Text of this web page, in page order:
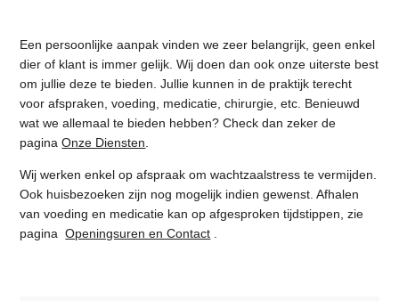
Een persoonlijke aanpak vinden we zeer belangrijk, geen enkel
dier of klant is immer gelijk. Wij doen dan ook onze uiterste best
om jullie deze te bieden. Jullie kunnen in de praktijk terecht
voor afspraken, voeding, medicatie, chirurgie, etc. Benieuwd
wat we allemaal te bieden hebben? Check dan zeker de
paginaOnze Diensten
Wij werken enkel op afspraak om wachtzaalstress te vermijden.
Ook huisbezoeken zijn nog mogelijk indien gewenst. Afhalen
van voeding en medicatie kan op afgesproken tijdstippen, zie
paginaOpeningsuren en Contact